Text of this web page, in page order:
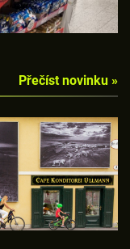
Přečíst novinku »